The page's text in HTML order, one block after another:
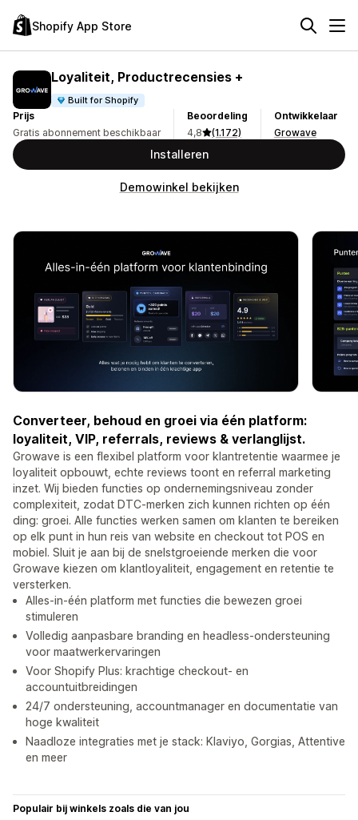
Shopify App Store
Loyaliteit, Productrecensies +
Built for Shopify
Prijs
Gratis abonnement beschikbaar
Beoordeling
4,8
(1.172)
Ontwikkelaar
Growave
Installeren
Demowinkel bekijken
Converteer, behoud en groei via één platform:
loyaliteit, VIP, referrals, reviews & verlanglijst.
Growave is een flexibel platform voor klantretentie waarmee je
loyaliteit opbouwt, echte reviews toont en referral marketing
inzet. Wij bieden functies op ondernemingsniveau zonder
complexiteit, zodat DTC-merken zich kunnen richten op één
ding: groei. Alle functies werken samen om klanten te bereiken
op elk punt in hun reis van website en checkout tot POS en
mobiel. Sluit je aan bij de snelstgroeiende merken die voor
Growave kiezen om klantloyaliteit, engagement en retentie te
versterken.
Alles-in-één platform met functies die bewezen groei
stimuleren
Volledig aanpasbare branding en headless-ondersteuning
voor maatwerkervaringen
Voor Shopify Plus: krachtige checkout- en
accountuitbreidingen
24/7 ondersteuning, accountmanager en documentatie van
hoge kwaliteit
Naadloze integraties met je stack: Klaviyo, Gorgias, Attentive
en meer
Populair bij winkels zoals die van jou